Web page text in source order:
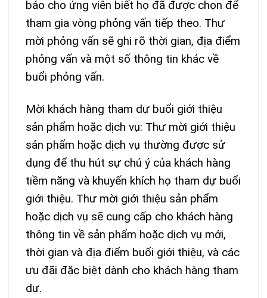
báo cho ứng viên biết họ đã được chọn để
tham gia vòng phỏng vấn tiếp theo. Thư
mời phỏng vấn sẽ ghi rõ thời gian, địa điểm
phỏng vấn và một số thông tin khác về
buổi phỏng vấn.
Mời khách hàng tham dự buổi giới thiệu
sản phẩm hoặc dịch vụ: Thư mời giới thiệu
sản phẩm hoặc dịch vụ thường được sử
dụng để thu hút sự chú ý của khách hàng
tiềm năng và khuyến khích họ tham dự buổi
giới thiệu. Thư mời giới thiệu sản phẩm
hoặc dịch vụ sẽ cung cấp cho khách hàng
thông tin về sản phẩm hoặc dịch vụ mới,
thời gian và địa điểm buổi giới thiệu, và các
ưu đãi đặc biệt dành cho khách hàng tham
dự.